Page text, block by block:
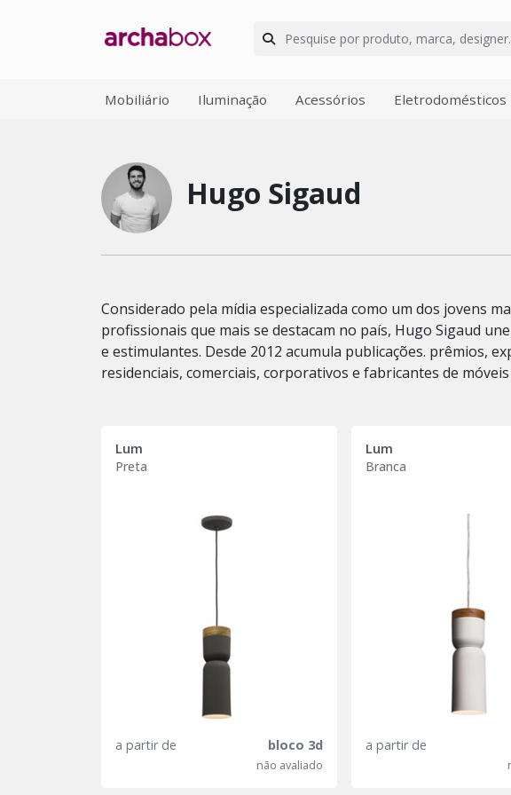
Mobiliário Iluminação Acessórios Eletrodomésticos
Hugo Sigaud
Considerado pela mídia especializada como um dos jovens
profissionais que mais se destacam no país, Hugo Sigaud
e estimulantes. Desde 2012 acumula publicações. prêmios,
residenciais, comerciais, corporativos e fabricantes de
Lum
Preta
a partir de bloco 3d
não avaliado
Lum
Branca
a partir de